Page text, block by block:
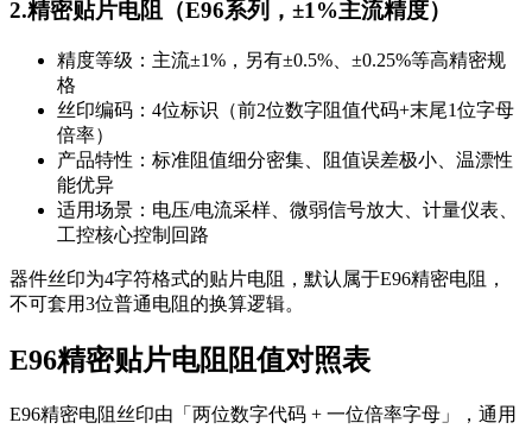
2.精密贴片电阻（E96系列，±1%主流精度）
精度等级：主流±1%，另有±0.5%、±0.25%等高精密规
格
丝印编码：4位标识（前2位数字阻值代码+末尾1位字母
倍率）
产品特性：标准阻值细分密集、阻值误差极小、温漂性
能优异
适用场景：电压/电流采样、微弱信号放大、计量仪表、
工控核心控制回路
器件丝印为4字符格式的贴片电阻，默认属于E96精密电阻，
不可套用3位普通电阻的换算逻辑。
E96精密贴片电阻阻值对照表
E96精密电阻丝印由「两位数字代码 + 一位倍率字母」，通用